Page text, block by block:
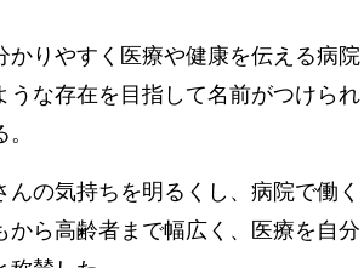
りやすく医療や健康を伝える病院
な存在を目指して名前がつけられ
の気持ちを明るくし、病院で働く
ら高齢者まで幅広く、医療を自分